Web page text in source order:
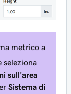
metrico a
seleziona
sull'area
Sistema di